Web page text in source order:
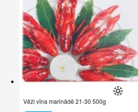
Vēži vīna marinādē 21-30 500g